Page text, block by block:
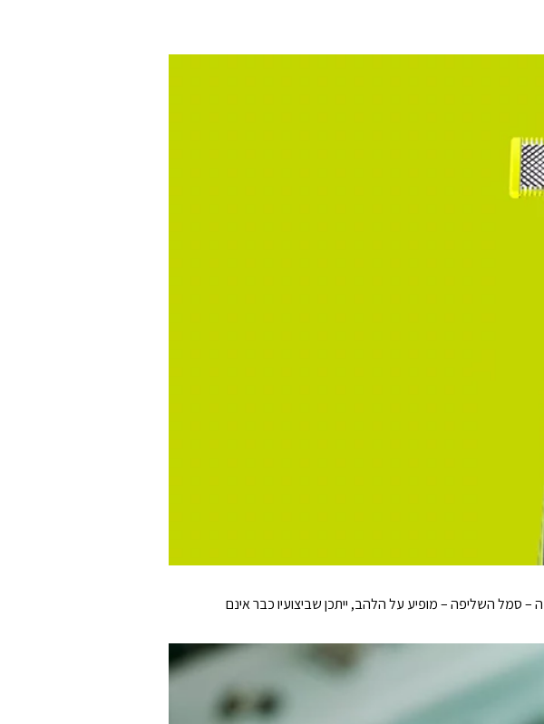
ההחלפה – סמל השליפה – מופיע על הלהב, ייתכן שביצועיו כבר אינם